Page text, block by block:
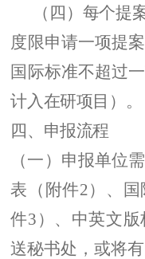
（四） 每个提
度限申请一项提案
国际标准不超过一
计入在研项目） 。
四、 申报流程
（一） 申报单位
表（附件2） 、
件3）、中英文版
送秘书处，或将